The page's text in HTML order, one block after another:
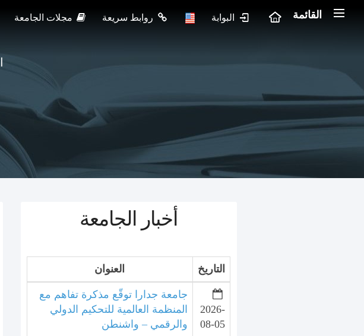
القائمة
أخبار الجامعة
العنوان التاريخ
جامعة جدارا توقّع مذكرة تفاهم مع
المنظمة العالمية للتحكيم الدولي
والرقمي – واشنطن
2026-
08-05